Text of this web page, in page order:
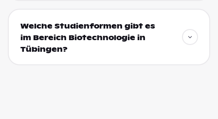
Welche Studienformen gibt es
im Bereich Biotechnologie in
Tübingen?